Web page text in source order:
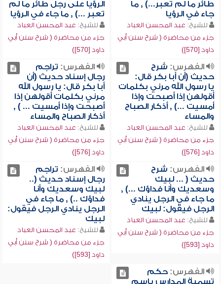
طائر ما لم تعبر...) , ما
جاء في الرؤيا
للشيخ: عبد المحسن العباد
جزء من محاضرة ( شرح سنن أبي
داود [570])
الرؤيا على رجل طائر ما لم
تعبر ...) , ما جاء في الرؤيا
للشيخ: عبد المحسن العباد
جزء من محاضرة ( شرح سنن أبي
داود [570])
الفهرس: شرح
حديث (أن أبا بكر قال:
يا رسول الله مرني بكلمات
أقولهن إذا أصبحت وإذا
أمسيت ...) , أذكار الصباح
والمساء
للشيخ: عبد المحسن العباد
جزء من محاضرة ( شرح سنن أبي
داود [576])
الفهرس: تراجم
رجال إسناد حديث (أن
أبا بكر قال: يا رسول الله
مرني بكلمات أقولهن إذا
أصبحت وإذا أمسيت ... ) ,
أذكار الصباح والمساء
للشيخ: عبد المحسن العباد
جزء من محاضرة ( شرح سنن أبي
داود [576])
الفهرس: شرح
حديث ( ... لبيك
وسعديك وأنا فداؤك ...) ,
ما جاء في الرجل ينادي
الرجل فيقول: لبيك
للشيخ: عبد المحسن العباد
جزء من محاضرة ( شرح سنن أبي
داود [593])
الفهرس: تراجم
رجال إسناد حديث (..
لبيك وسعديك وأنا
فداؤك ..) , ما جاء في
الرجل ينادي الرجل فيقول:
لبيك
للشيخ: عبد المحسن العباد
جزء من محاضرة ( شرح سنن أبي
داود [593])
الفهرس:حكم
تسمية المدارس باسم